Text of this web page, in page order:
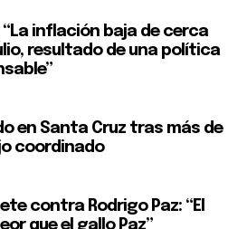
“La inflación baja de cerca
resultado de una política
en Santa Cruz tras más de
coordinado
contra Rodrigo Paz: “El
que el gallo Paz”